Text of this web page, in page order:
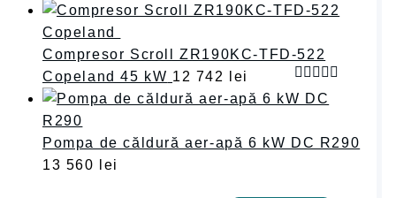
Compresor Scroll ZR190KC-TFD-522
Copeland 45 kW
Оценка
4.75из 5
12 742 lei
Pompa de căldură aer-apă 6 kW DC R290
13 560
lei